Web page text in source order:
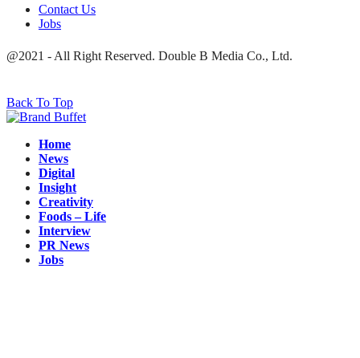
Contact Us
Jobs
@2021 - All Right Reserved. Double B Media Co., Ltd.
Back To Top
Home
News
Digital
Insight
Creativity
Foods – Life
Interview
PR News
Jobs